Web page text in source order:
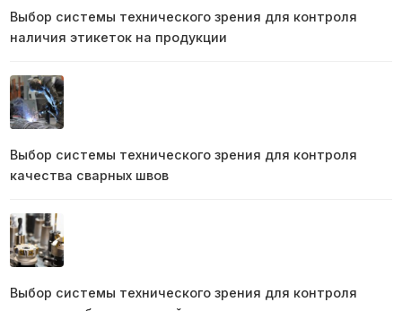
Выбор системы технического зрения для контроля
наличия этикеток на продукции
Выбор системы технического зрения для контроля
качества сварных швов
Выбор системы технического зрения для контроля